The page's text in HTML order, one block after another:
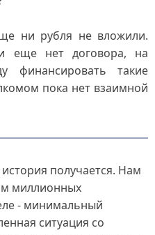
ни рубля не вложили.
еще нет договора, на
финансировать такие
пока нет взаимной
получается. Нам
миллионных
- минимальный
ситуация со